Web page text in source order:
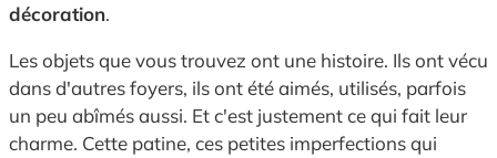
décoration.
Les objets que vous trouvez ont une histoire. Ils ont vécu
dans d'autres foyers, ils ont été aimés, utilisés, parfois
un peu abîmés aussi. Et c'est justement ce qui fait leur
charme. Cette patine, ces petites imperfections qui